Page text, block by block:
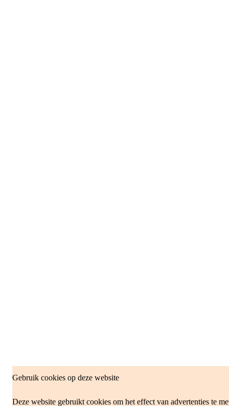
Gebruik cookies op deze website
Deze website gebruikt cookies om het effect van advertenties te